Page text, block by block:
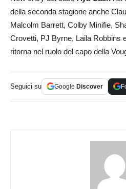
della seconda stagione anche
Malcolm Barrett, Colby Minifie,
Crovetti, PJ Byrne, Laila Robbins
ritorna nel ruolo del capo della
Seguici su Google Discover